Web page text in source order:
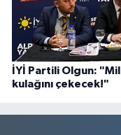
İYİ Partili Olgun:
kulağını çekecek!"